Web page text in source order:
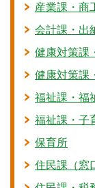
産業課・商
会計課・出
健康対策課
健康対策課
福祉課・福
福祉課・子
保育所
住民課（窓